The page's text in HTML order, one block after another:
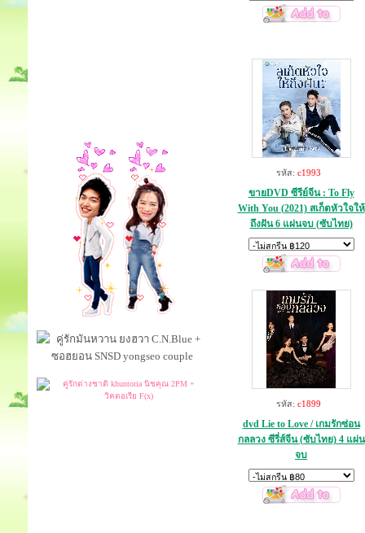
รหัส: c1993
ขายDVD ซีรีย์จีน : To Fly
With You (2021) สเก็ตหัวใจให้
ถึงฝัน 6 แผ่นจบ (ซับไทย)
รหัส: c1899
dvd Lie to Love / เกมรักซ่อน
กลลวง ซีรี่ส์จีน (ซับไทย) 4 แผ่น
จบ